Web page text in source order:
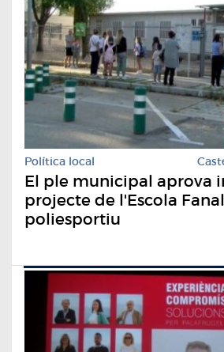
Política local
El ple municipal aprova
projecte de l'Escola
poliesportiu